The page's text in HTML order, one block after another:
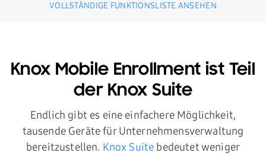
VOLLSTÄNDIGE FUNKTIONSLISTE ANSEHEN
Knox Mobile Enrollment ist Teil
der Knox Suite
Endlich gibt es eine einfachere Möglichkeit,
tausende Geräte für Unternehmensverwaltung
bereitzustellen. Knox Suite bedeutet weniger